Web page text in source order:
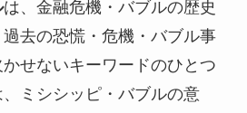
は、金融危機・バブルの歴史
去の恐慌・危機・バブル事
せないキーワードのひとつ
ミシシッピ・バブルの意